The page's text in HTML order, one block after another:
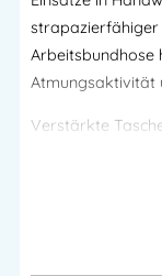
strapazierfähiger
Arbeitsbundhose
Atmungsaktivität
Verstärkte
maximale